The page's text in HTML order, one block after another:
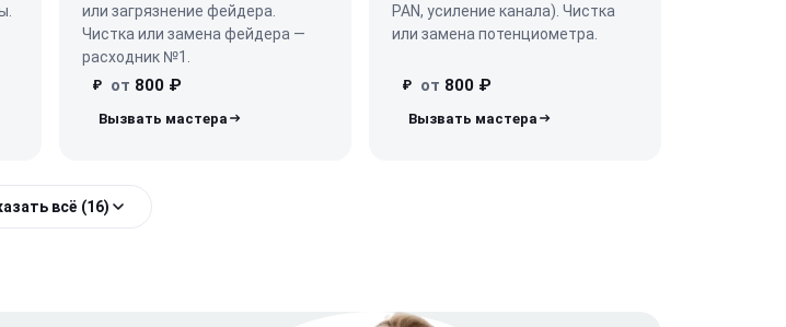
или загрязнение фейдера.
Чистка или замена фейдера —
расходник №1.
₽ от 800 ₽
PAN, усиление канала). Чистка
или замена потенциометра.
₽ от 800 ₽
всё (16)